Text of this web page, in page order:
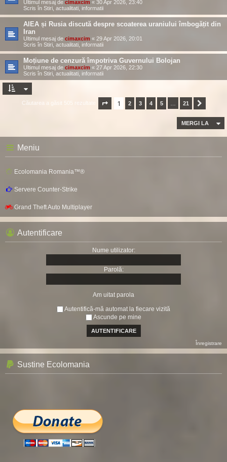
Ultimul mesaj de cimaxcim « 30 Apr 2026, 23:40
Scris în Stiri, actualitati, informatii
AIEA și Rusia discută despre scoaterea uraniului îmbogățit din
Iran
Ultimul mesaj de cimaxcim « 29 Apr 2026, 20:01
Scris în Stiri, actualitati, informatii
Moțiune de cenzură împotriva Guvernului Bolojan
Ultimul mesaj de cimaxcim « 27 Apr 2026, 22:30
Scris în Stiri, actualitati, informatii
Căutarea a găsit 505 rezultate Pagina 1din21
1 2 3 4 5 21
MERGI LA
Meniu
Ecolomania Romania™®
Servere Counter-Strike
Grand Theft Auto Multiplayer
Autentificare
Nume utilizator:
Parolă:
Am uitat parola
Autentifică-mă automat la fiecare vizită
Ascunde pe mine
Înregistrare
Sustine Ecolomania